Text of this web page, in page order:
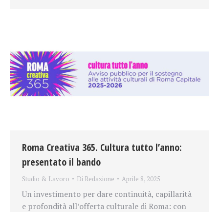
Roma Creativa 365. Cultura tutto l’anno:
presentato il bando
Studio & Lavoro Di Redazione Aprile 8, 2025
Un investimento per dare continuità, capillarità
e profondità all’offerta culturale di Roma: con